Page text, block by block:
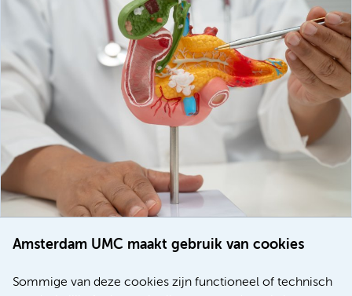
Amsterdam UMC maakt gebruik van cookies
Sommige van deze cookies zijn functioneel of technisch
voor patiënten met alvleesklierkanker verbeteren